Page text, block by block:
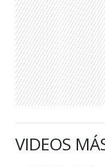
VIDEOS